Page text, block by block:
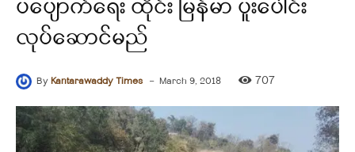
ပပျောက်ရေး ထိုင်း မြန်မာ ပူးပေါင်း
လုပ်ဆောင်မည်
ByKantarawaddy Times - March 9, 2018 707